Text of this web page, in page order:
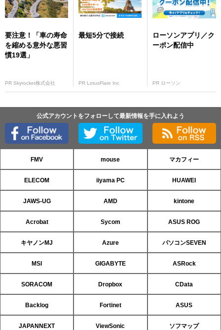
要注意！「車の寿命
を縮める意外な悪習
慣19選」
PR Skyrocket株式会社
最短5分で接続
PR LotusFlare Inc
ローソンアプリ／ク
ーポン配信中
PR ローソン
公式アカウントをフォローして最新情報を手に入れよう
FMV mouse マカフィー
ELECOM iiyama PC HUAWEI
JAWS-UG AMD kintone
Acrobat Sycom ASUS ROG
キヤノンMJ Azure パソコンSEVEN
MSI GIGABYTE ASRock
SORACOM Dropbox CData
Backlog Fortinet ASUS
JAPANNEXT ViewSonic ソフマップ